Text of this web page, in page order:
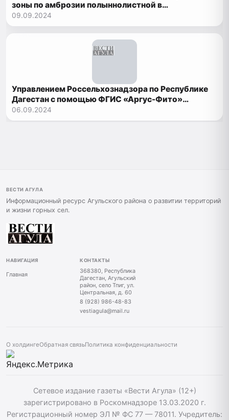
зоны по амброзии полыннолистной в
Бабаюртовском районе
09.09.2024
Управлением Россельхознадзора по Республике
Дагестан с помощью ФГИС «Аргус-Фито»
выявлены нарушения при ввозе подкарантинной
продукции
06.09.2024
ВЕСТИ АГУЛА
Информационный ресурс Агульского района о развитии территорий
и жизни горных сел.
НАВИГАЦИЯ
Главная
КОНТАКТЫ
368380, Республика
Дагестан, Агульский
район, село Тпиг, ул.
Центральная, д. 60
8 (928) 986-48-83
vestiagula@mail.ru
О холдингеОбратная связьПолитика конфиденциальности
Сетевое издание газеты «Вести Агула» (12+)
зарегистрировано в Роскомнадзоре 13.03.2020 г.
Регистрационный номер ЭЛ № ФС 77 — 78011. Учредитель: